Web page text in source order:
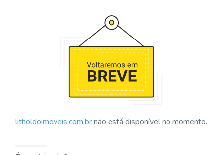
litholdoimoveis.com.brnão está disponível no momento.